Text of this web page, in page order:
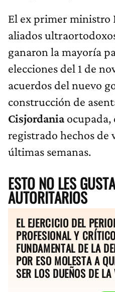
El ex primer ministro
aliados
ganaron la mayoría
elecciones del 1 de
acuerdos del nuevo
construcción de
Cisjordaniaocupada,
registrado hechos de
últimas semanas.
ESTO NO LES
AUTORITARIOS
EL EJERCICIO DEL
PROFESIONAL Y
FUNDAMENTAL DE LA
POR ESO MOLESTA A
SER LOS DUEÑOS DE